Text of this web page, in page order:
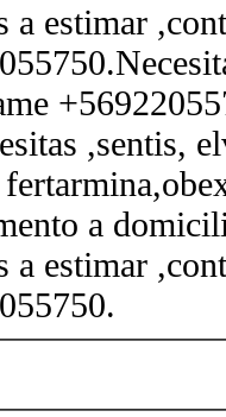
a estimar
,sentis,
a
a estimar